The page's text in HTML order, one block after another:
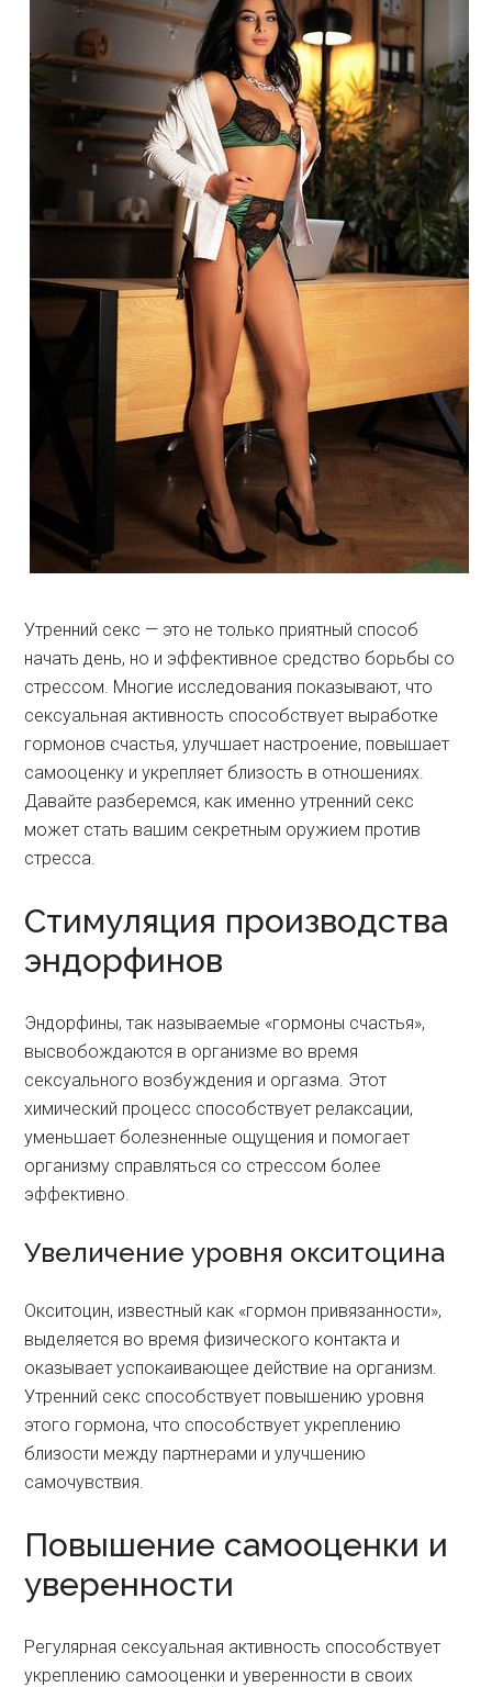
Утренний секс — это не только приятный способ
начать день, но и эффективное средство борьбы со
стрессом. Многие исследования показывают, что
сексуальная активность способствует выработке
гормонов счастья, улучшает настроение, повышает
самооценку и укрепляет близость в отношениях.
Давайте разберемся, как именно утренний секс
может стать вашим секретным оружием против
стресса.
Стимуляция производства
эндорфинов
Эндорфины, так называемые «гормоны счастья»,
высвобождаются в организме во время
сексуального возбуждения и оргазма. Этот
химический процесс способствует релаксации,
уменьшает болезненные ощущения и помогает
организму справляться со стрессом более
эффективно.
Увеличение уровня окситоцина
Окситоцин, известный как «гормон привязанности»,
выделяется во время физического контакта и
оказывает успокаивающее действие на организм.
Утренний секс способствует повышению уровня
этого гормона, что способствует укреплению
близости между партнерами и улучшению
самочувствия.
Повышение самооценки и
уверенности
Регулярная сексуальная активность способствует
укреплению самооценки и уверенности в своих